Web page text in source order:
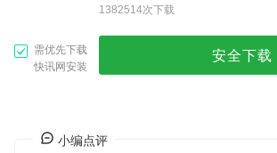
1382514次下载
需优先下载
快讯网安装
安全下载
小编点评